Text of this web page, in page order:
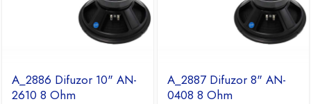
A_2886 Difuzor 10" AN-
2610 8 Ohm
A_2887 Difuzor 8" AN-
0408 8 Ohm